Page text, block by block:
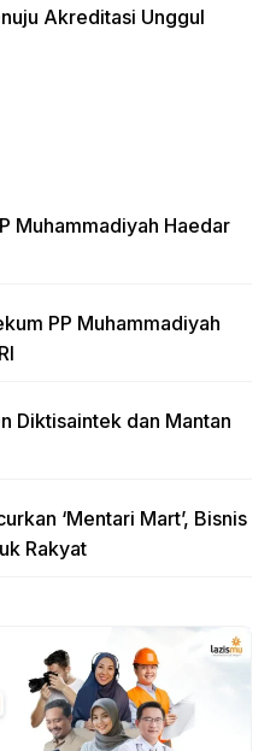
Akreditasi Unggul
Muhammadiyah Haedar
PP Muhammadiyah
Diktisaintek dan Mantan
‘Mentari Mart’, Bisnis
Rakyat